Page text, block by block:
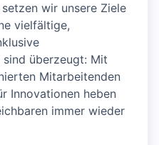
wir unsere Ziele
vielfältige,
sind überzeugt: Mit
Mitarbeitenden
Innovationen heben
immer wieder